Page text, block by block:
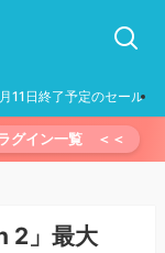
11日終了予定のセール
グイン一覧 ＜＜
2」最大